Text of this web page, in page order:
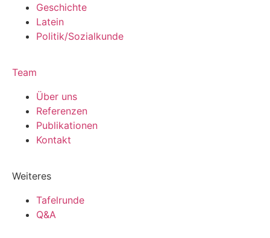
Geschichte
Latein
Politik/Sozialkunde
Team
Über uns
Referenzen
Publikationen
Kontakt
Weiteres
Tafelrunde
Q&A